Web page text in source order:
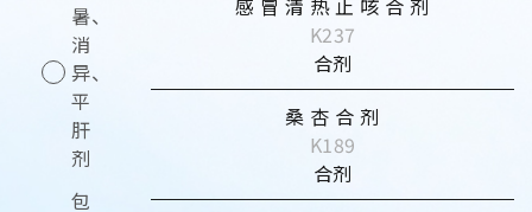
暑、
消
异、
平
肝
剂
包
K237
合剂
桑 杏 合 剂
K189
合剂